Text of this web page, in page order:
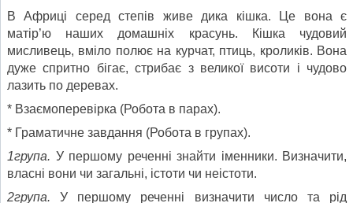
В Африці серед степів живе дика кішка. Це вона є
матір’ю наших домашніх красунь. Кішка чудовий
мисливець, вміло полює на курчат, птиць, кроликів. Вона
дуже спритно бігає, стрибає з великої висоти і чудово
лазить по деревах.
* Взаємоперевірка (Робота в парах).
* Граматичне завдання (Робота в групах).
1група. У першому реченні знайти іменники. Визначити,
власні вони чи загальні, істоти чи неістоти.
2група. У першому реченні визначити число та рід